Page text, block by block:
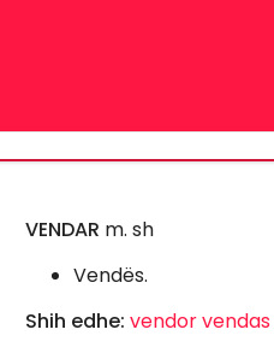
VENDAR m. sh
Vendës.
Shih edhe: vendorvendas